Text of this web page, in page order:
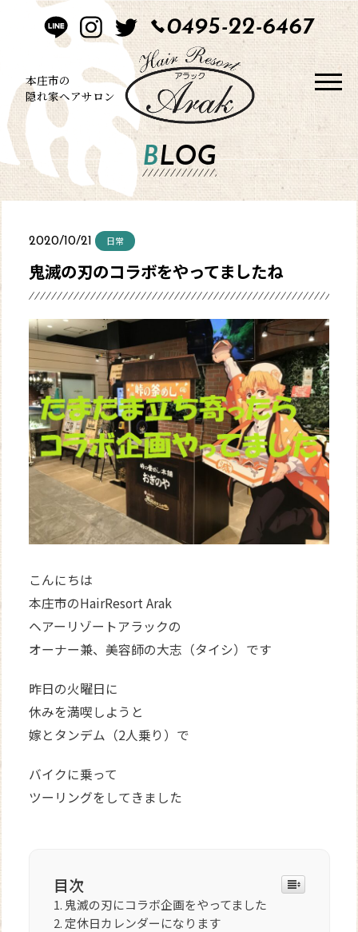
HOME
CONCEPT
STYLE
MENU
SALON
CONTACT
WEB予約
0495-22-6467
本庄市の
隠れ家ヘアサロン
BLOG
2020/10/21 日常
鬼滅の刃のコラボをやってましたね
こんにちは
本庄市のHairResort Arak
ヘアーリゾートアラックの
オーナー兼、美容師の大志（タイシ）です
昨日の火曜日に
休みを満喫しようと
嫁とタンデム（2人乗り）で
バイクに乗って
ツーリングをしてきました
目次
鬼滅の刃にコラボ企画をやってました
定休日カレンダーになります